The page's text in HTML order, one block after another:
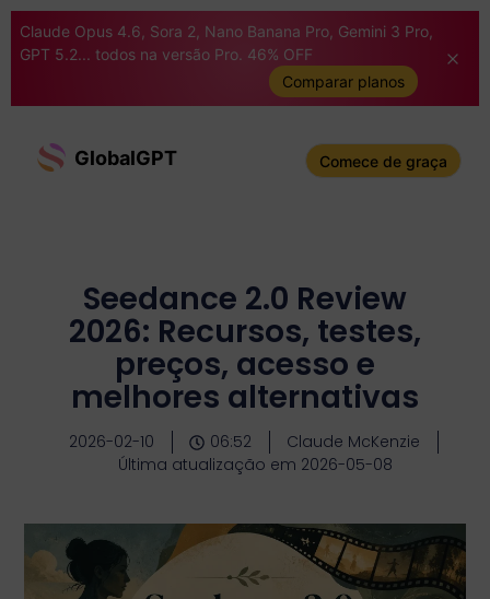
Claude Opus 4.6, Sora 2, Nano Banana Pro, Gemini 3 Pro,
GPT 5.2... todos na versão Pro. 46% OFF
Comparar planos
GlobalGPT Comece de graça
Seedance 2.0 Review
2026: Recursos, testes,
preços, acesso e
melhores alternativas
2026-02-10 06:52
Claude McKenzie
Última atualização em 2026-05-08